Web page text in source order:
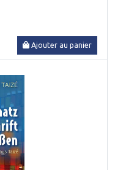
Ajouter au panier